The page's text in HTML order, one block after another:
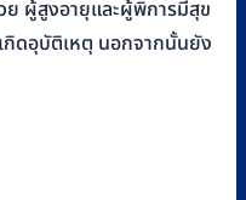
ผู้สูงอายุและผู้พิการมีสุข
กิดอุบัติเหตุ นอกจากนั้นยัง